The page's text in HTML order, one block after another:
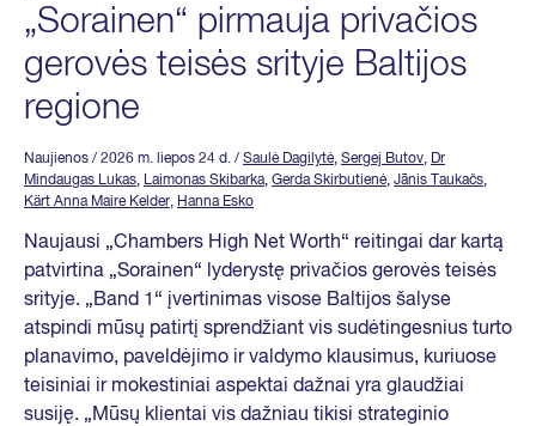
„Sorainen“ pirmauja privačios
gerovės teisės srityje Baltijos
regione
Naujienos / 2026 m. liepos 24 d. / Saulė Dagilytė, Sergej Butov, Dr
Mindaugas Lukas, Laimonas Skibarka, Gerda Skirbutienė, Jānis Taukačs,
Kärt Anna Maire Kelder, Hanna Esko
Naujausi „Chambers High Net Worth“ reitingai dar kartą
patvirtina „Sorainen“ lyderystę privačios gerovės teisės
srityje. „Band 1“ įvertinimas visose Baltijos šalyse
atspindi mūsų patirtį sprendžiant vis sudėtingesnius turto
planavimo, paveldėjimo ir valdymo klausimus, kuriuose
teisiniai ir mokestiniai aspektai dažnai yra glaudžiai
susiję. „Mūsų klientai vis dažniau tikisi strateginio